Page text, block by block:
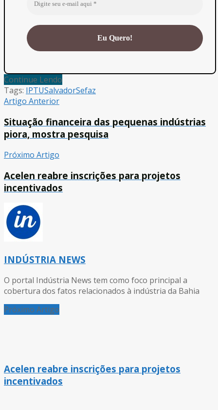
Continue Lendo
Tags: IPTUSalvadorSefaz
Artigo Anterior
Situação financeira das pequenas indústrias
piora, mostra pesquisa
Próximo Artigo
Acelen reabre inscrições para projetos
incentivados
INDÚSTRIA NEWS
O portal Indústria News tem como foco principal a
cobertura dos fatos relacionados à indústria da Bahia
Próximo Artigo
Acelen reabre inscrições para projetos
incentivados